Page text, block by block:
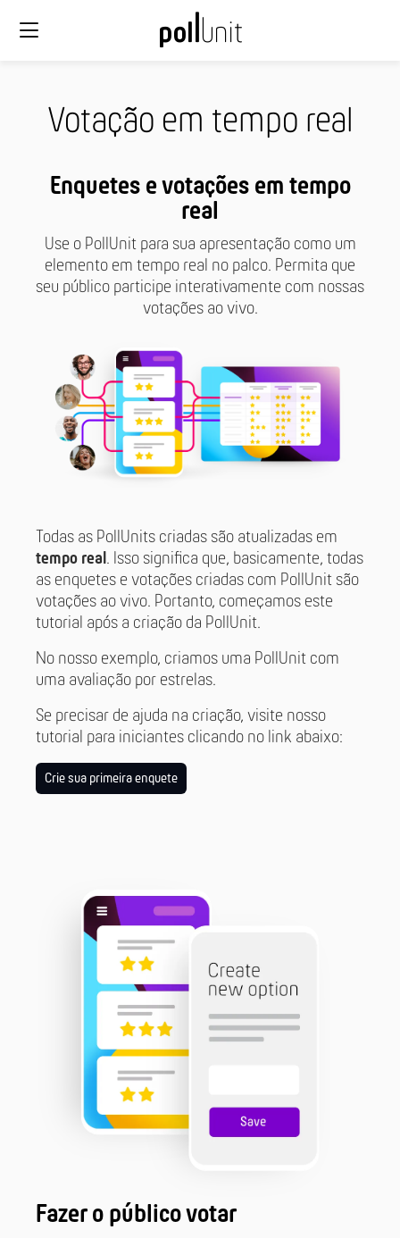
Votação em tempo real
Enquetes e votações em tempo
real
Use o PollUnit para sua apresentação como um
elemento em tempo real no palco. Permita que
seu público participe interativamente com nossas
votações ao vivo.
Todas as PollUnits criadas são atualizadas em
tempo real . Isso significa que, basicamente, todas
as enquetes e votações criadas com PollUnit são
votações ao vivo. Portanto, começamos este
tutorial após a criação da PollUnit.
No nosso exemplo, criamos uma PollUnit com
uma avaliação por estrelas.
Se precisar de ajuda na criação, visite nosso
tutorial para iniciantes clicando no link abaixo:
Crie sua primeira enquete
Fazer o público votar